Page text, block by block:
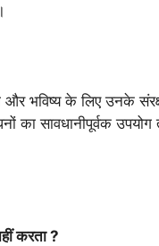
भविष्य के लिए उनके
का सावधानीपूर्वक उपयोग
करता ?